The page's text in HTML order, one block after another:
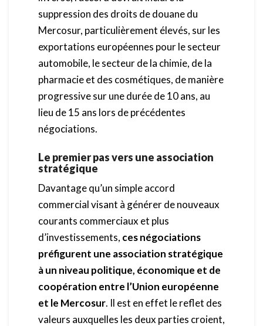
suppression des droits de douane du
Mercosur, particulièrement élevés, sur les
exportations européennes pour le secteur
automobile, le secteur de la chimie, de la
pharmacie et des cosmétiques, de manière
progressive sur une durée de 10 ans, au
lieu de 15 ans lors de précédentes
négociations.
Le premier pas vers une association
stratégique
Davantage qu’un simple accord
commercial visant à générer de nouveaux
courants commerciaux et plus
d’investissements, ces négociations
préfigurent une association stratégique
à un niveau politique, économique et de
coopération entre l’Union européenne
et le Mercosur. Il est en effet le reflet des
valeurs auxquelles les deux parties croient,